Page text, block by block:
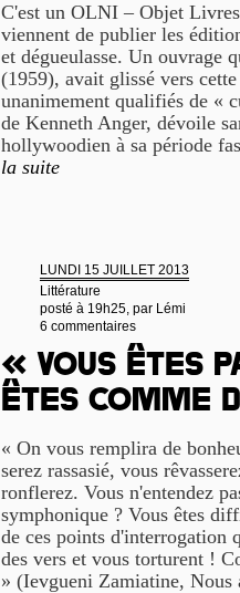
C'est un OLNI – Objet
viennent de publier les
et dégueulasse. Un ouvrage
(1959), avait glissé vers
unanimement qualifiés de «
de Kenneth Anger, dévoile
hollywoodien à sa période
la suite
LUNDI 15 JUILLET 2013
Littérature
posté à 19h25, par Lémi
6 commentaires
« Vous êtes
êtes comme
« On vous remplira de
serez rassasié, vous
ronflerez. Vous n'entendez
symphonique ? Vous êtes
de ces points d'interrogation
des vers et vous torturent !
» (Ievgueni Zamiatine, Nous